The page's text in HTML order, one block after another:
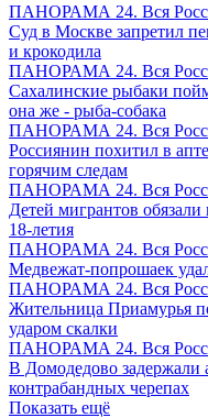
ПАНОРАМА 24. Вся
Суд в Москве запретил
и крокодила
ПАНОРАМА 24. Вся
Сахалинские рыбаки
она же - рыба-собака
ПАНОРАМА 24. Вся
Россиянин похитил в
горячим следам
ПАНОРАМА 24. Вся
Детей мигрантов
18-летия
ПАНОРАМА 24. Вся
Медвежат-попрошаек
ПАНОРАМА 24. Вся
Жительница Приамурья
ударом скалки
ПАНОРАМА 24. Вся
В Домодедово задержали
контрабандных черепах
Показать ещё